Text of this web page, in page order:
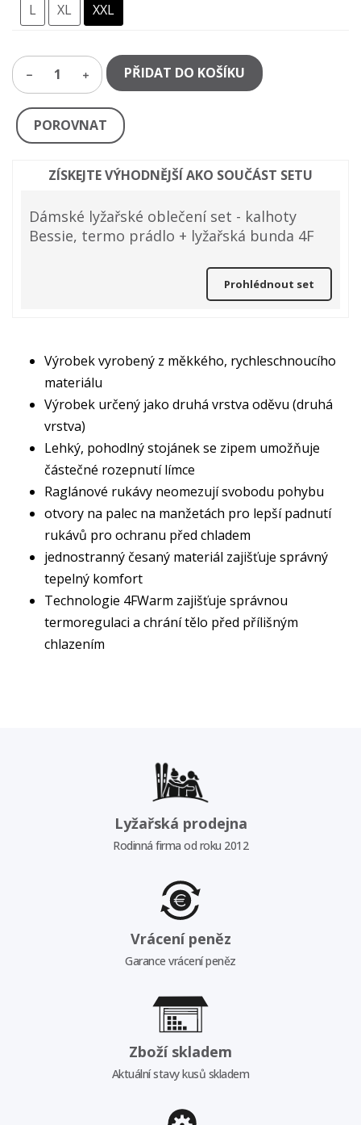
L
XL XXL
1 PŘIDAT DO KOŠÍKU
POROVNAT
ZÍSKEJTE VÝHODNĚJŠÍ AKO SOUČÁST SETU
Dámské lyžařské oblečení set - kalhoty
Bessie, termo prádlo + lyžařská bunda 4F
Prohlédnout set
Výrobek vyrobený z měkkého, rychleschnoucího
materiálu
Výrobek určený jako druhá vrstva oděvu (druhá
vrstva)
Lehký, pohodlný stojánek se zipem umožňuje
částečné rozepnutí límce
Raglánové rukávy neomezují svobodu pohybu
otvory na palec na manžetách pro lepší padnutí
rukávů pro ochranu před chladem
jednostranný česaný materiál zajišťuje správný
tepelný komfort
Technologie 4FWarm zajišťuje správnou
termoregulaci a chrání tělo před přílišným
chlazením
Lyžařská prodejna
Rodinná firma od roku 2012
Vrácení peněz
Garance vrácení peněz
Zboží skladem
Aktuální stavy kusů skladem